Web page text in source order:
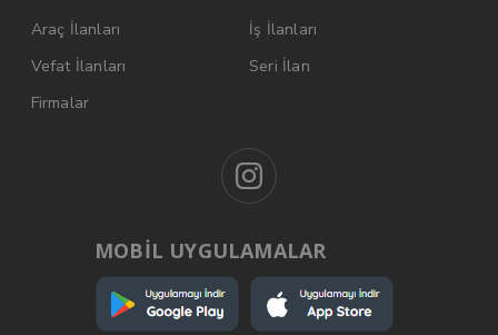
Araç İlanları
İş İlanları
Vefat İlanları
Seri İlan
Firmalar
MOBİL UYGULAMALAR